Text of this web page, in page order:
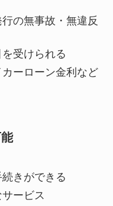
の無事故・無違反
受けられる
ーローン金利など
きができる
ービス